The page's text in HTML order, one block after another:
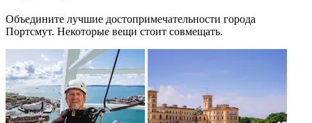
Объедините лучшие достопримечательности города
Портсмут. Некоторые вещи стоит совмещать.